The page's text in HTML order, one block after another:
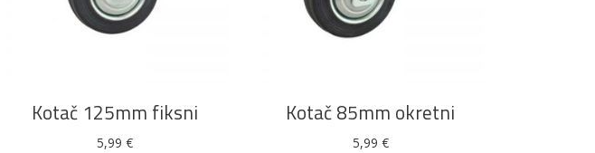
DODAJ U KOŠARICU
Kotač 125mm fiksni
5,99€
DODAJ U KOŠARICU
Kotač 85mm okretni
5,99 €